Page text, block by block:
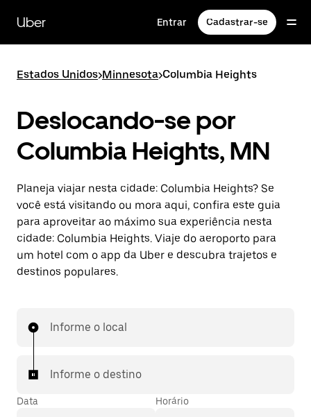
para
conteúdo
Uber Entrar Cadastrar-se
Estados Unidos>Minnesota>Columbia Heights
Deslocando-se por
Columbia Heights, MN
Planeja viajar nesta cidade: Columbia Heights? Se
você está visitando ou mora aqui, confira este guia
para aproveitar ao máximo sua experiência nesta
cidade: Columbia Heights. Viaje do aeroporto para
um hotel com o app da Uber e descubra trajetos e
destinos populares.
Informe o local
Informe o destino
Data Horário